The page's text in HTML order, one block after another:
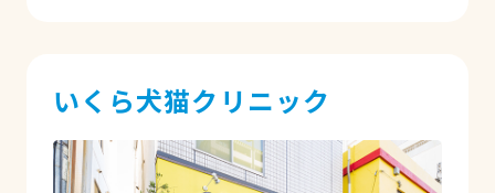
いくら犬猫クリニック